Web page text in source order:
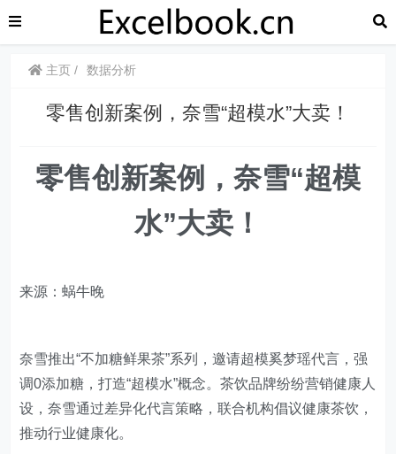
主页 数据分析
​​零售创新案例，奈雪“超模水”大卖！
零售创新案例，奈雪“超模
水”大卖！
来源：蜗牛晚
奈雪推出“不加糖鲜果茶”系列，邀请超模奚梦瑶代言，强
调0添加糖，打造“超模水”概念。茶饮品牌纷纷营销健康人
设，奈雪通过差异化代言策略，联合机构倡议健康茶饮，
推动行业健康化。